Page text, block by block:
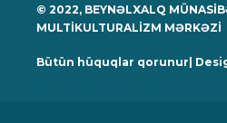
© 2022, BEYNƏLXALQ
MULTİKULTURALİZM MƏRKƏZİ
Bütün hüquqlar qorunur|